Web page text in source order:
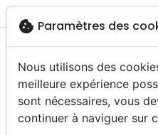
menu
cookie Paramètres des
Nous utilisons des
meilleure expérience
sont nécessaires, vous
continuer à naviguer sur